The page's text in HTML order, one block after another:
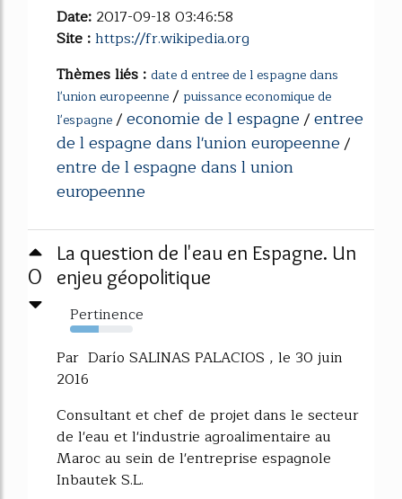
Date: 2017-09-18 03:46:58
Site :https://fr.wikipedia.org
Thèmes liés : date d entree de l espagne dans
l'union europeenne/ puissance economique de
l'espagne/economie de l espagne/entree
de l espagne dans l'union europeenne/
entre de l espagne dans l union
europeenne
0
La question de l'eau en Espagne. Un
enjeu géopolitique
Pertinence
45%
Par Darío SALINAS PALACIOS , le 30 juin
2016
Consultant et chef de projet dans le secteur
de l'eau et l'industrie agroalimentaire au
Maroc au sein de l'entreprise espagnole
Inbautek S.L.